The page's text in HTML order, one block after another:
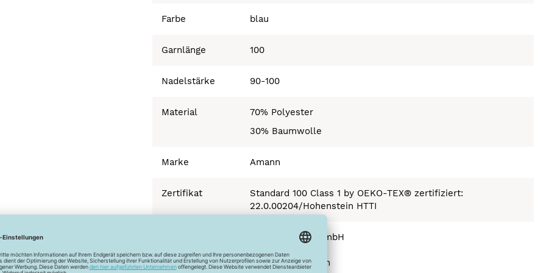
Farbe blau
Garnlänge 100
Nadelstärke 90-100
Material
70% Polyester
30% Baumwolle
Marke Amann
Zertifikat
Standard 100 Class 1 by OEKO-TEX® zertifiziert:
22.0.00204/Hohenstein HTTI
Amann Handel GmbH
Hauptstr. 1
74357 Bönnigheim